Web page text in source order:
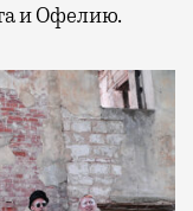
и Офелию.